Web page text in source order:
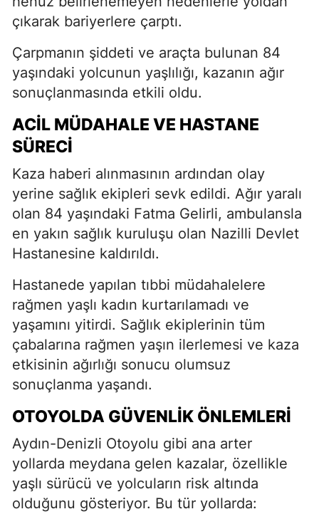
çıkarak bariyerlere çarptı.
Çarpmanın şiddeti ve araçta bulunan 84
yaşındaki yolcunun yaşlılığı, kazanın ağır
sonuçlanmasında etkili oldu.
ACIL MÜDAHALE VE HASTANE
SÜRECI
Kaza haberi alınmasının ardından olay
yerine sağlık ekipleri sevk edildi. Ağır yaralı
olan 84 yaşındaki Fatma Gelirli, ambulansla
en yakın sağlık kuruluşu olan Nazilli Devlet
Hastanesine kaldırıldı.
Hastanede yapılan tıbbi müdahalelere
rağmen yaşlı kadın kurtarılamadı ve
yaşamını yitirdi. Sağlık ekiplerinin tüm
çabalarına rağmen yaşın ilerlemesi ve kaza
etkisinin ağırlığı sonucu olumsuz
sonuçlanma yaşandı.
OTOYOLDA GÜVENLIK ÖNLEMLERI
Aydın-Denizli Otoyolu gibi ana arter
yollarda meydana gelen kazalar, özellikle
yaşlı sürücü ve yolcuların risk altında
olduğunu gösteriyor. Bu tür yollarda: